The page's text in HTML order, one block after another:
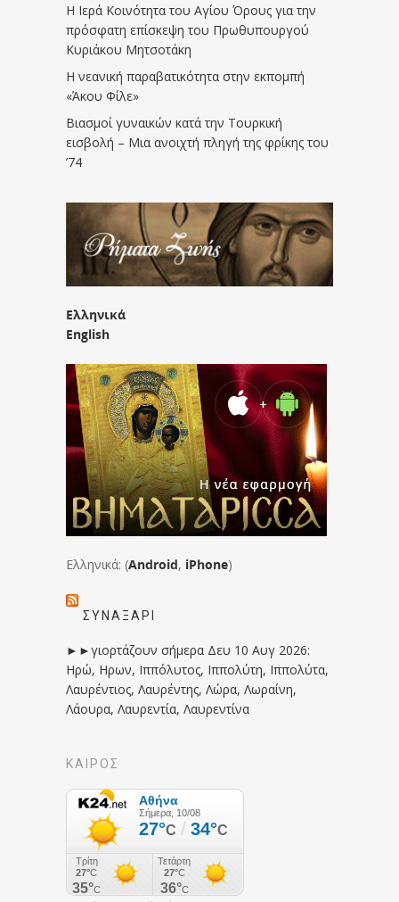
Η Ιερά Κοινότητα του Αγίου Όρους για την
πρόσφατη επίσκεψη του Πρωθυπουργού
Κυριάκου Μητσοτάκη
Η νεανική παραβατικότητα στην εκπομπή
«Άκου Φίλε»
Βιασμοί γυναικών κατά την Τουρκική
εισβολή – Μια ανοιχτή πληγή της φρίκης του
’74
Ελληνικά
English
Ελληνικά: (Android, iPhone)
ΣΥΝΑΞΆΡΙ
►►γιορτάζουν σήμερα Δευ 10 Αυγ 2026:
Ηρώ, Ηρων, Ιππόλυτος, Ιππολύτη, Ιππολύτα,
Λαυρέντιος, Λαυρέντης, Λώρα, Λωραίνη,
Λάουρα, Λαυρεντία, Λαυρεντίνα
ΚΑΙΡΟΣ